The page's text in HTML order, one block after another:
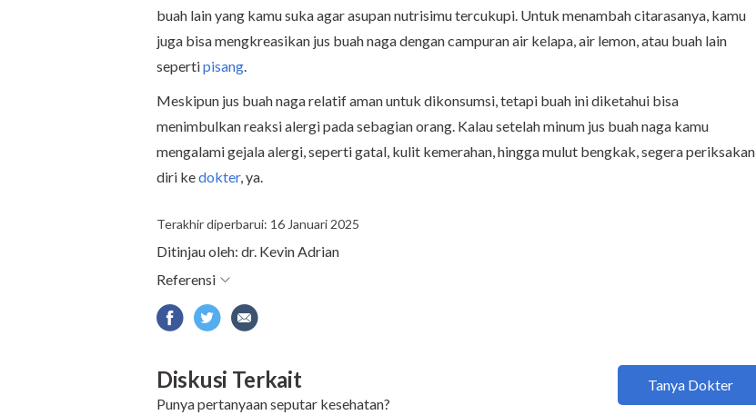
buah lain yang kamu suka agar asupan nutrisimu tercukupi. Untuk menambah citarasanya, kamu
juga bisa mengkreasikan jus buah naga dengan campuran air kelapa, air lemon, atau buah lain
sepertipisang.
Meskipun jus buah naga relatif aman untuk dikonsumsi, tetapi buah ini diketahui bisa
menimbulkan reaksi alergi pada sebagian orang. Kalau setelah minum jus buah naga kamu
mengalami gejala alergi, seperti gatal, kulit kemerahan, hingga mulut bengkak, segera periksakan
diri kedokter, ya.
Terakhir diperbarui: 16 Januari 2025